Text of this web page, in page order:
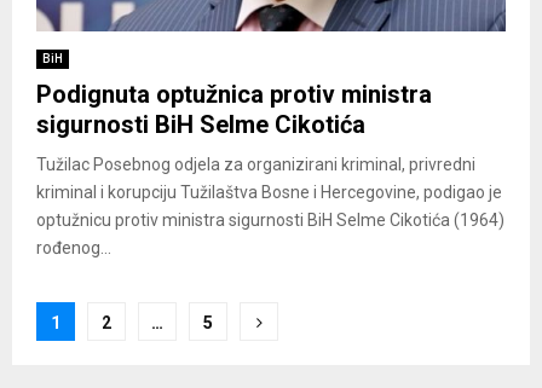
BiH
Podignuta optužnica protiv ministra
sigurnosti BiH Selme Cikotića
Tužilac Posebnog odjela za organizirani kriminal, privredni
kriminal i korupciju Tužilaštva Bosne i Hercegovine, podigao je
optužnicu protiv ministra sigurnosti BiH Selme Cikotića (1964)
rođenog...
Posts
1 2 … 5